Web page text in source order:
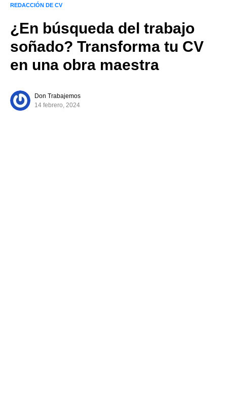
REDACCIÓN DE CV
¿En búsqueda del trabajo
soñado? Transforma tu CV
en una obra maestra
Don Trabajemos
14 febrero, 2024